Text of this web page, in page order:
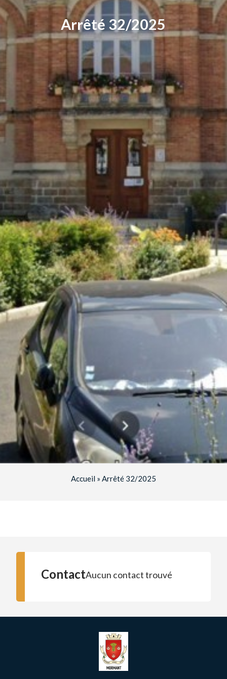
Arrêté 32/2025
Accueil » Arrêté 32/2025
ContactAucun contact trouvé